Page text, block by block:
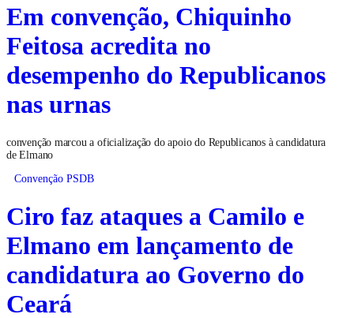
Em convenção, Chiquinho
Feitosa acredita no
desempenho do Republicanos
nas urnas
convenção marcou a oficialização do apoio do Republicanos à candidatura
de Elmano
Convenção PSDB
Ciro faz ataques a Camilo e
Elmano em lançamento de
candidatura ao Governo do
Ceará